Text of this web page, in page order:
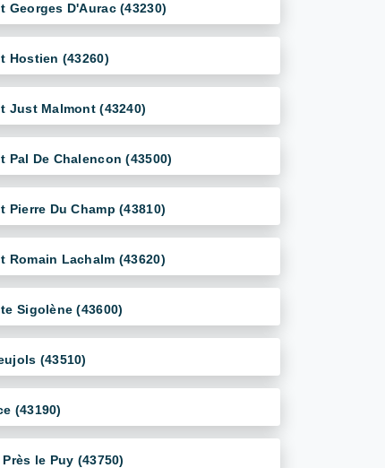
Georges D'Aurac (43230)
Hostien (43260)
Just Malmont (43240)
Pal De Chalencon (43500)
Pierre Du Champ (43810)
Romain Lachalm (43620)
Sigolène (43600)
(43510)
(43190)
Près le Puy (43750)